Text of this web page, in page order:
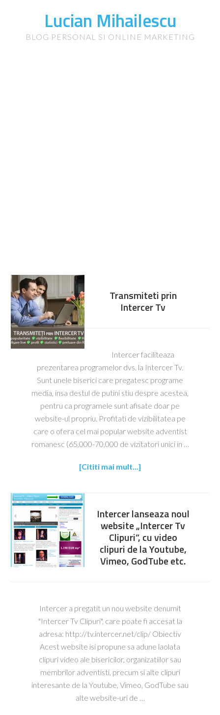
Lucian Mihailescu
BLOG PERSONAL SI ONLINE MARKETING
Transmiteti prin
Intercer Tv
Intercer faciliteaza
prezentarea programelor dvs. la Intercer Tv.
Sunt unele biserici care pregatesc programe
media, insa destul de putini stiu despre acestea,
pentru ca programele sunt afisate doar pe
website-ul propriu. Profitati de vizibilitatea pe
care o ofera cel mai popular website adventist
romanesc (65,000-70,000 de vizitatori unici in …
[Cititi mai mult...]
Intercer lanseaza noul
website „Intercer Tv
Clipuri”, cu video
clipuri de la Youtube,
Vimeo, GodTube etc.
Intercer a pregatit un nou website denumit
"Intercer Tv Clipuri", care poate fi accesat la
adresa: http://tv.intercer.net/clip/ Obiectiv
Acest website isi propune sa adune laolata
clipuri video ale bisericilor, organizatiilor sau
membrilor adventisti, precum si alte clipuri
interesante de la Youtube, Vimeo, GodTube sau
alte website-uri de …